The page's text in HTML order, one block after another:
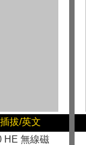
拔/英文
HE 無線磁